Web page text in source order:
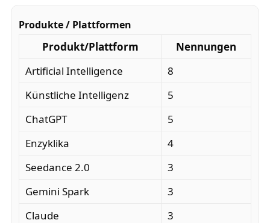
Produkte / Plattformen
Produkt/Plattform
Nennungen
Artificial Intelligence
8
Künstliche Intelligenz
5
ChatGPT
5
Enzyklika
4
Seedance 2.0
3
Gemini Spark
3
Claude
3